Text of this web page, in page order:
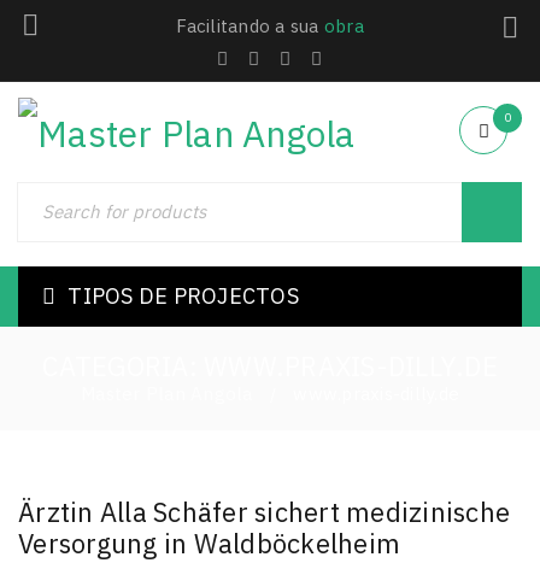
Facilitando a sua obra
0
TIPOS DE PROJECTOS
Ärztin Alla Schäfer sichert medizinische
Versorgung in Waldböckelheim